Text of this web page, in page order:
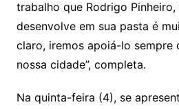
trabalho que Rodrigo
desenvolve em sua pasta é
claro, iremos apoiá-lo sempre
nossa cidade”, completa.
Na quinta-feira (4), se